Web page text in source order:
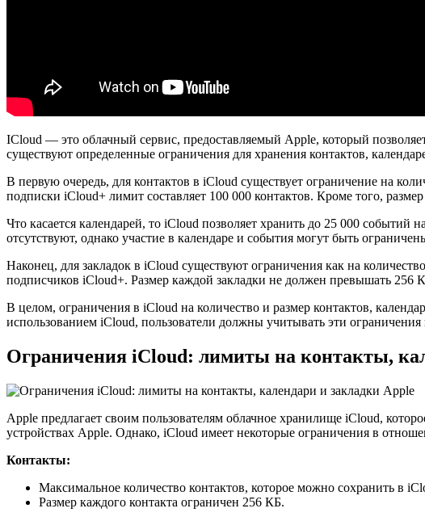
ICloud — это облачный сервис, предоставляемый Apple, который
существуют определенные ограничения для хранения контактов,
В первую очередь, для контактов в iCloud существует ограничение на
подписки iCloud+ лимит составляет 100 000 контактов. Кроме того,
Что касается календарей, то iCloud позволяет хранить до 25 000
отсутствуют, однако участие в календаре и события могут быть
Наконец, для закладок в iCloud существуют ограничения как на
подписчиков iCloud+. Размер каждой закладки не должен превышать 256
В целом, ограничения в iCloud на количество и размер контактов,
использованием iCloud, пользователи должны учитывать эти
Ограничения iCloud: лимиты на контакты,
Apple предлагает своим пользователям облачное хранилище iCloud,
устройствах Apple. Однако, iCloud имеет некоторые ограничения в
Контакты:
Максимальное количество контактов, которое можно сохранить в
Размер каждого контакта ограничен 256 КБ.